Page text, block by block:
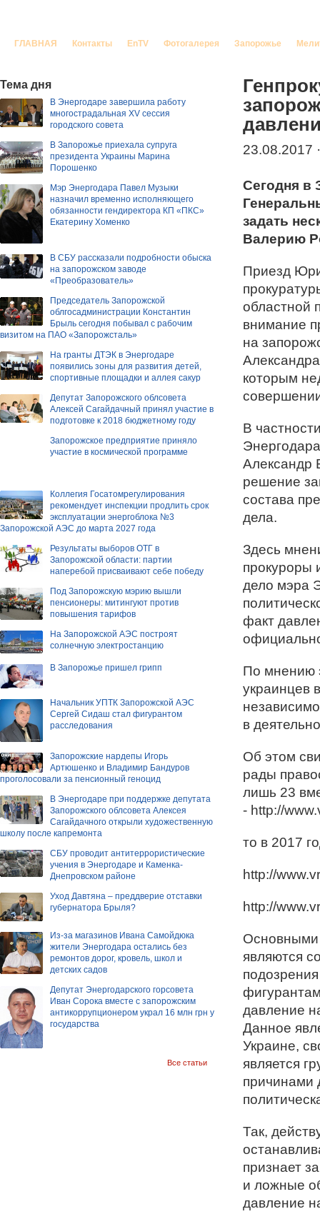
ГЛАВНАЯ Контакты EnTV Фотогалерея Запорожье
Тема дня
В Энергодаре завершила работу
многострадальная ХV сессия
городского совета
В Запорожье приехала супруга
президента Украины Марина
Порошенко
Мэр Энергодара Павел Музыки
назначил временно исполняющего
обязанности гендиректора КП «ПКС»
Екатерину Хоменко
В СБУ рассказали подробности обыска
на запорожском заводе
«Преобразователь»
Председатель Запорожской
облгосадминистрации Константин
Брыль сегодня побывал с рабочим
визитом на ПАО «Запорожсталь»
На гранты ДТЭК в Энергодаре
появились зоны для развития детей,
спортивные площадки и аллея сакур
Депутат Запорожского облсовета
Алексей Сагайдачный принял участие в
подготовке к 2018 бюджетному году
Запорожское предприятие приняло
участие в космической программе
Коллегия Госатомрегулирования
рекомендует инспекции продлить срок
эксплуатации энергоблока №3
Запорожской АЭС до марта 2027 года
Результаты выборов ОТГ в
Запорожской области: партии
наперебой присваивают себе победу
Под Запорожскую мэрию вышли
пенсионеры: митингуют против
повышения тарифов
На Запорожской АЭС построят
солнечную электростанцию
В Запорожье пришел грипп
Начальник УПТК Запорожской АЭС
Сергей Сидаш стал фигурантом
расследования
Запорожские нардепы Игорь
Артюшенко и Владимир Бандуров
проголосовали за пенсионный геноцид
В Энергодаре при поддержке депутата
Запорожского облсовета Алексея
Сагайдачного открыли художественную
школу после капремонта
СБУ проводит антитеррористические
учения в Энергодаре и Каменка-
Днепровском районе
Уход Давтяна – преддверие отставки
губернатора Брыля?
Из-за магазинов Ивана Самойдюка
жители Энергодара остались без
ремонтов дорог, кровель, школ и
детских садов
Депутат Энергодарского горсовета
Иван Сорока вместе с запорожским
антикоррупционером украл 16 млн грн у
государства
Все статьи
23.08.2017
Сегодня в
задать
Валерию
Приезд
областной
внимание
на
которым
В
Александр
решение
состава
дела.
Здесь
прокуроры
дело мэра
факт
По мнению
украинцев
в
Об этом
рады
лишь 23
- http://
то в 2017
http://
http://
Основными
являются
давление
Данное
Украине,
является
причинами
Так,
признает
и ложные
давление